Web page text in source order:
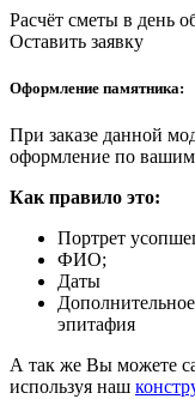
Расчёт сметы в день
Оставить заявку
Оформление памятника:
При заказе данной
оформление по
Как правило это:
Портрет
ФИО;
Даты
эпитафия
А так же Вы можете
используя наш